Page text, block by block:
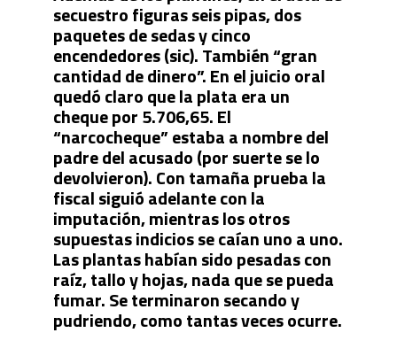
secuestro figuras seis pipas, dos
paquetes de sedas y cinco
encendedores (sic). También “gran
cantidad de dinero”. En el juicio oral
quedó claro que la plata era un
cheque por 5.706,65. El
“narcocheque” estaba a nombre del
padre del acusado (por suerte se lo
devolvieron). Con tamaña prueba la
fiscal siguió adelante con la
imputación, mientras los otros
supuestas indicios se caían uno a uno.
Las plantas habían sido pesadas con
raíz, tallo y hojas, nada que se pueda
fumar. Se terminaron secando y
pudriendo, como tantas veces ocurre.